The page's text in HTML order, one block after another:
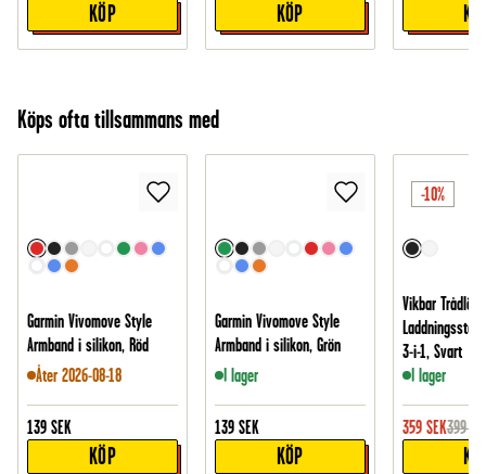
KÖP KÖP
Köps ofta tillsammans med
Garmin Vivomove Style
Armband i silikon, Röd
Åter 2026-08-18
139 SEK
KÖP
Garmin Vivomove Style
Armband i silikon, Grön
I lager
139 SEK
KÖP
-10%
Vikbar Trådlös
3-i-1, Svart
I lager
359 SEK399